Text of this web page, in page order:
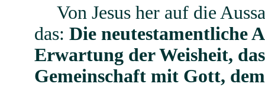
Von Jesus her auf die
das: Die neutestamentliche
Erwartung der Weisheit,
Gemeinschaft mit Gott,